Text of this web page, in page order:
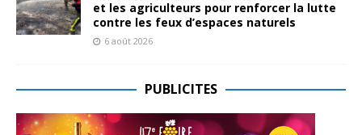
et les agriculteurs pour renforcer la lutte
contre les feux d’espaces naturels
6 août 2026
PUBLICITES